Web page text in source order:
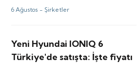
milyon dolarlık satış
6 Ağustos - Şirketler
Yeni Hyundai IONIQ 6
Türkiye'de satışta: İşte fiyatı